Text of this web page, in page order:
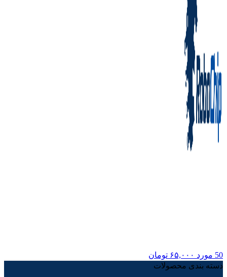
50 مورد ۶۵,۰۰۰ تومان
دسته بندی محصولات